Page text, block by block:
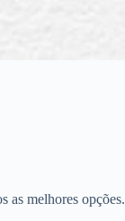
as melhores opções.